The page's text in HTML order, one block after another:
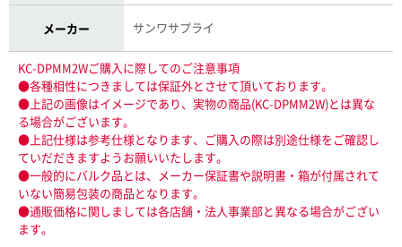
メーカー サンワサプライ
KC-DPMM2Wご購入に際してのご注意事項
●各種相性につきましては保証外とさせて頂いております。
●上記の画像はイメージであり、実物の商品(KC-DPMM2W)とは異な
る場合がございます。
●上記仕様は参考仕様となります、ご購入の際は別途仕様をご確認し
ていだだきますようお願いいたします。
●一般的にバルク品とは、メーカー保証書や説明書・箱が付属されて
いない簡易包装の商品となります。
●通販価格に関しましては各店舗・法人事業部と異なる場合がござい
ます。